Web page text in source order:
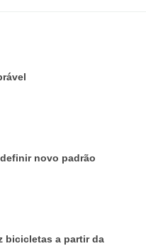
novo padrão
bicicletas a partir da